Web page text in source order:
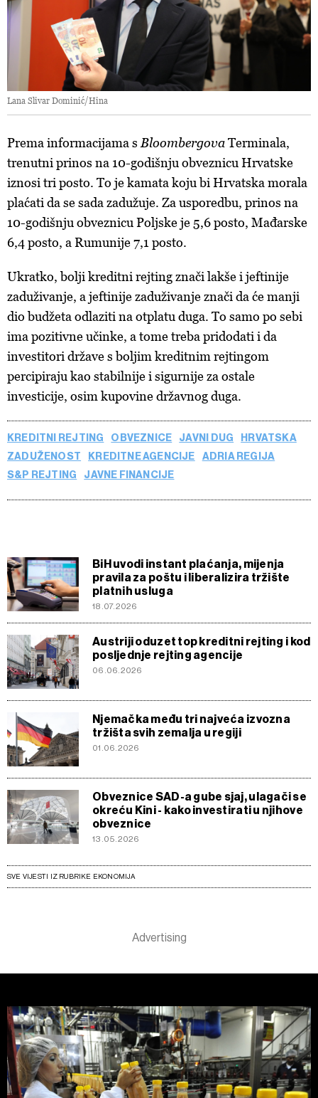
Lana Slivar Dominić/Hina
Prema informacijama sBloombergovaTerminala,
trenutni prinos na 10-godišnju obveznicu Hrvatske
iznosi tri posto. To je kamata koju bi Hrvatska morala
plaćati da se sada zadužuje. Za usporedbu, prinos na
10-godišnju obveznicu Poljske je 5,6 posto, Mađarske
6,4 posto, a Rumunije 7,1 posto.
Ukratko, bolji kreditni rejting znači lakše i jeftinije
zaduživanje, a jeftinije zaduživanje znači da će manji
dio budžeta odlaziti na otplatu duga. To samo po sebi
ima pozitivne učinke, a tome treba pridodati i da
investitori države s boljim kreditnim rejtingom
percipiraju kao stabilnije i sigurnije za ostale
investicije, osim kupovine državnog duga.
KREDITNI REJTING OBVEZNICE JAVNI DUG
HRVATSKA
ZADUŽENOST
KREDITNE AGENCIJE
ADRIA REGIJA
S&P REJTING
JAVNE FINANCIJE
BiH uvodi instant plaćanja, mijenja
pravila za poštu i liberalizira tržište
platnih usluga
18.07.2026
Austriji oduzet top kreditni rejting i kod
posljednje rejting agencije
06.06.2026
Njemačka među tri najveća izvozna
tržišta svih zemalja u regiji
01.06.2026
Obveznice SAD-a gube sjaj, ulagači se
okreću Kini - kako investirati u njihove
obveznice
13.05.2026
SVE VIJESTI IZ RUBRIKE EKONOMIJA